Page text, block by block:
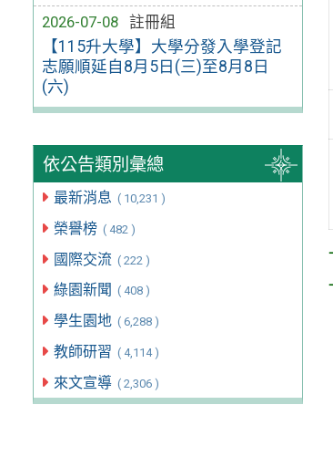
2026-07-08
註冊組
【115升大學】大學分發入學登記
志願順延自8月5日(三)至8月8日
(六)
依公告類別彙總
最新消息 ( 10,231 )
榮譽榜 ( 482 )
國際交流 ( 222 )
綠園新聞 ( 408 )
學生園地 ( 6,288 )
教師研習 ( 4,114 )
來文宣導 ( 2,306 )